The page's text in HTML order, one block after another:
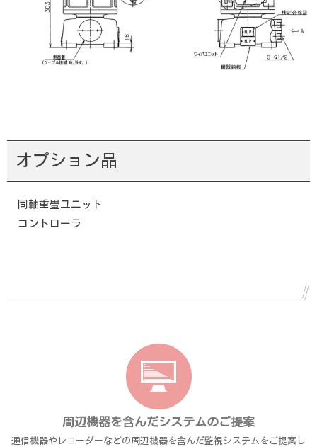
オプション品
同軸重畳ユニット
コントローラ
周辺機器を含んだシステムのご提案
通信機器やレコーダーなどの周辺機器を含んだ監視システムをご提案し